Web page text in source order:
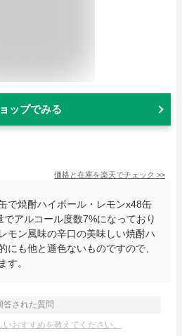
ップでみる
価格と在庫を楽天でチェック >>
で焼酎ハイボール・レモンx48缶
アルコール度数7%になっており
モン風味の辛口の美味しい焼酎ハ
にも他と遜色ないものですので、
す。
答された質問
おすすめを教えてください。